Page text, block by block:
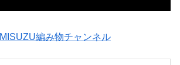
MISUZU編み物チャンネル